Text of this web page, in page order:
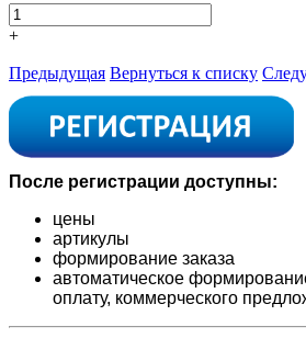
+
Предыдущая Вернуться к списку
После регистрации доступны:
цены
артикулы
формирование заказа
автоматическое
оплату, коммерческого